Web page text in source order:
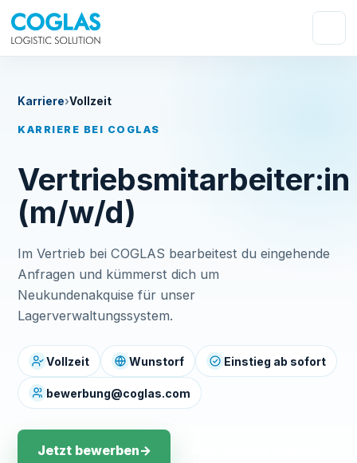
Karriere›Vollzeit
KARRIERE BEI COGLAS
Vertriebsmitarbeiter:in
(m/w/d)
Im Vertrieb bei COGLAS bearbeitest du eingehende
Anfragen und kümmerst dich um
Neukundenakquise für unser
Lagerverwaltungssystem.
Vollzeit Wunstorf Einstieg ab sofort
bewerbung@coglas.com
Jetzt bewerben→